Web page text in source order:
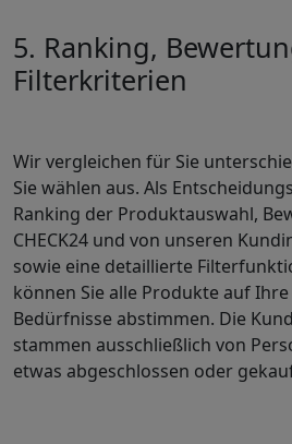
5. Ranking,
Filterkriterien
Wir vergleichen für Sie
Sie wählen aus. Als
Ranking der Produktauswahl,
CHECK24 und von unseren
sowie eine detaillierte
können Sie alle Produkte auf
Bedürfnisse abstimmen. Die
stammen ausschließlich von
etwas abgeschlossen oder